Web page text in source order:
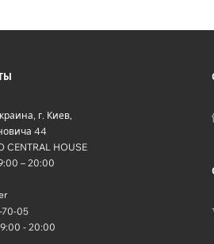
, г. Киев,
44
CENTRAL HOUSE
– 20:00
70-05
- 20:00